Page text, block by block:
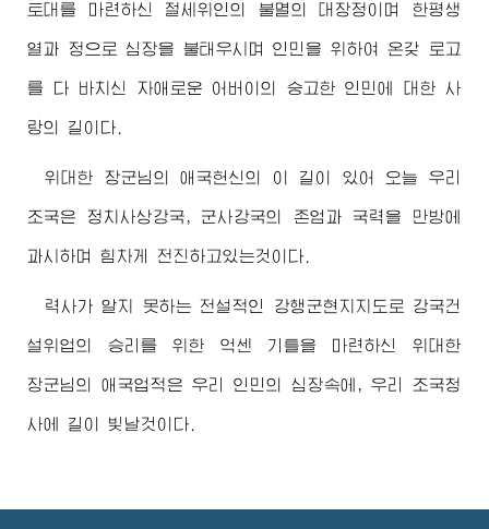
토대를 마련하신 절세위인의 불멸의 대장정이며 한평생
열과 정으로 심장을 불태우시며 인민을 위하여 온갖 로고
를 다 바치신 자애로운 어버이의 숭고한 인민에 대한 사
랑의 길이다.
위대한 장군님 의 애국헌신의 이 길이 있어 오늘 우리
조국은 정치사상강국, 군사강국의 존엄과 국력을 만방에
과시하며 힘차게 전진하고있는것이다.
력사가 알지 못하는 전설적인 강행군현지지도로 강국건
설위업의 승리를 위한 억센 기틀을 마련하신 위대한
장군님 의 애국업적은 우리 인민의 심장속에, 우리 조국청
사에 길이 빛날것이다.